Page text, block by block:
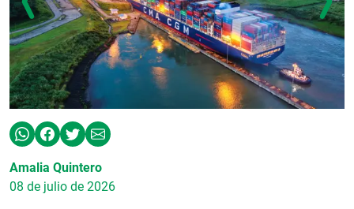
Amalia Quintero
08 de julio de 2026